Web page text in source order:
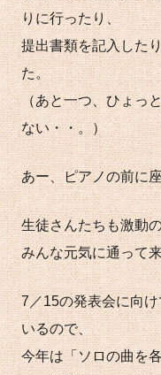
りに行ったり、
提出書類を記入した
た。
（あと一つ、ひょっ
ない・・。）
あー、ピアノの前に
生徒さんたちも激動
みんな元気に通って
7／15の発表会に向
いるので、
今年は「ソロの曲を